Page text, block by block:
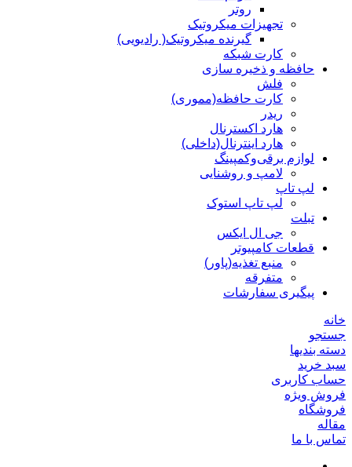
روتر
تجهیزات میکروتیک
گیرنده میکروتیک( رادیویی)
کارت شبکه
حافظه و ذخیره سازی
فلش
کارت حافظه(مموری)
ریدر
هارد اکسترنال
هارد اینترنال(داخلی)
لوازم برقی‌وکمپینگ
لامپ و روشنایی
لپ تاپ
لپ تاپ استوک
تبلت
جی ال ایکس
قطعات کامپیوتر
منبع تغذیه(پاور)
متفرقه
پیگیری سفارشات
خانه
جستجو
دسته بندیها
سبد خرید
حساب کاربری
فروش ویژه
فروشگاه
مقاله
تماس با ما